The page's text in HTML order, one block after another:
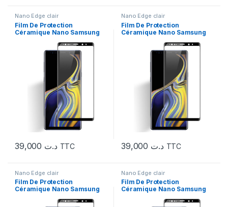
Nano Edge clair
Film De Protection
Céramique Nano Samsung
د.ت TTC
Nano Edge clair
Film De Protection
Céramique Nano Samsung
د.ت TTC
Nano Edge clair
Film De Protection
Céramique Nano Samsung
Nano Edge clair
Film De Protection
Céramique Nano Samsung